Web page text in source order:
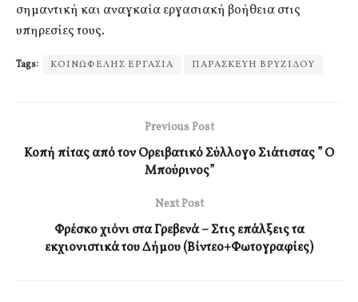
σημαντική και αναγκαία εργασιακή βοήθεια στις
υπηρεσίες τους.
Tags: ΚΟΙΝΩΦΕΛΗΣ ΕΡΓΑΣΙΑ ΠΑΡΑΣΚΕΥΗ ΒΡΥΖΙΔΟΥ
Previous Post
Κοπή πίτας από τον Ορειβατικό Σύλλογο Σιάτιστας ” Ο
Μπούρινος”
Next Post
Φρέσκο χιόνι στα Γρεβενά – Στις επάλξεις τα
εκχιονιστικά του Δήμου (Βίντεο+Φωτογραφίες)